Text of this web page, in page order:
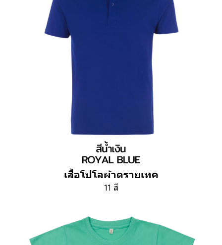
เสื้อโปโลผ้าดรายเทค
11 สี